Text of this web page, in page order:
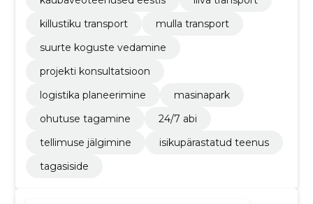
killustiku transport
mulla transport
suurte koguste vedamine
projekti konsultatsioon
logistika planeerimine
masinapark
ohutuse tagamine
24/7 abi
tellimuse jälgimine
isikupärastatud teenus
tagasiside